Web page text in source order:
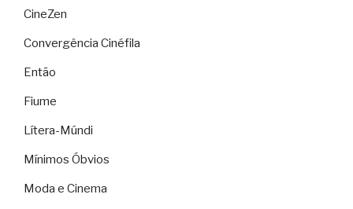
CineZen
Convergência Cinéfila
Então
Fiume
Lítera-Múndi
Mínimos Óbvios
Moda e Cinema